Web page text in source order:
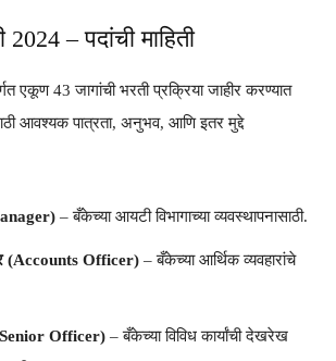
– पदांची माहिती
एकूण 43 जागांची भरती प्रक्रिया जाहीर करण्यात
आवश्यक पात्रता, अनुभव, आणि इतर मुद्दे
– बँकेच्या आयटी विभागाच्या व्यवस्थापनासाठी.
Officer) – बँकेच्या आर्थिक व्यवहारांचे
Officer) – बँकेच्या विविध कार्यांची देखरेख